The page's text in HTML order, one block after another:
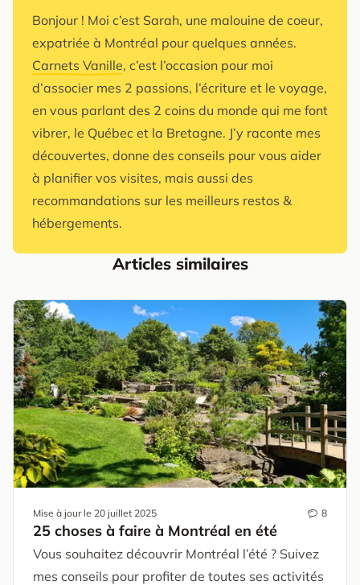
Bonjour ! Moi c’est Sarah, une malouine de coeur,
expatriée à Montréal pour quelques années.
Carnets Vanille, c’est l’occasion pour moi
d’associer mes 2 passions, l’écriture et le voyage,
en vous parlant des 2 coins du monde qui me font
vibrer, le Québec et la Bretagne. J’y raconte mes
découvertes, donne des conseils pour vous aider
à planifier vos visites, mais aussi des
recommandations sur les meilleurs restos &
hébergements.
Articles similaires
Mise à jour le 20 juillet 2025 8
25 choses à faire à Montréal en été
Vous souhaitez découvrir Montréal l’été ? Suivez
mes conseils pour profiter de toutes ses activités